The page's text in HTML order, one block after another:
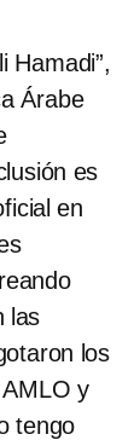
Hamadi”,
Árabe
es
en
las
los
y
tengo